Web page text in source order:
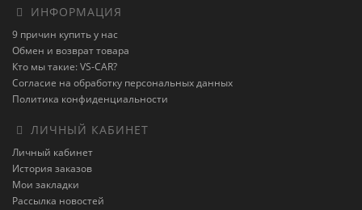
ИНФОРМАЦИЯ
9 причин купить у нас
Обмен и возврат товара
Кто мы такие: VS-CAR?
Согласие на обработку персональных данных
Политика конфиденциальности
ЛИЧНЫЙ КАБИНЕТ
Личный кабинет
История заказов
Мои закладки
Рассылка новостей